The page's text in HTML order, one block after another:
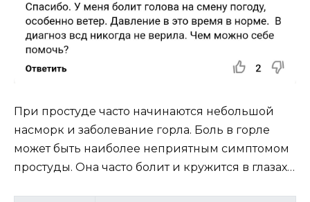
При простуде часто начинаются небольшой
насморк и заболевание горла. Боль в горле
может быть наиболее неприятным симптомом
простуды. Она часто болит и кружится в глазах…